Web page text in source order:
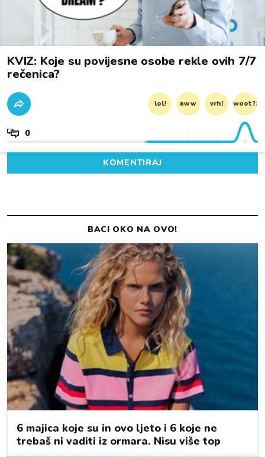
KVIZ: Koje su povijesne osobe rekle ovih 7/7
rečenica?
lol! aww vrh! woot?!
0
KOMENTIRAJ